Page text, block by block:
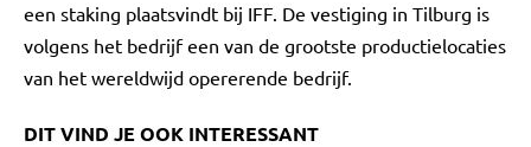
een staking plaatsvindt bij IFF. De vestiging in Tilburg is
volgens het bedrijf een van de grootste productielocaties
van het wereldwijd opererende bedrijf.
DIT VIND JE OOK INTERESSANT